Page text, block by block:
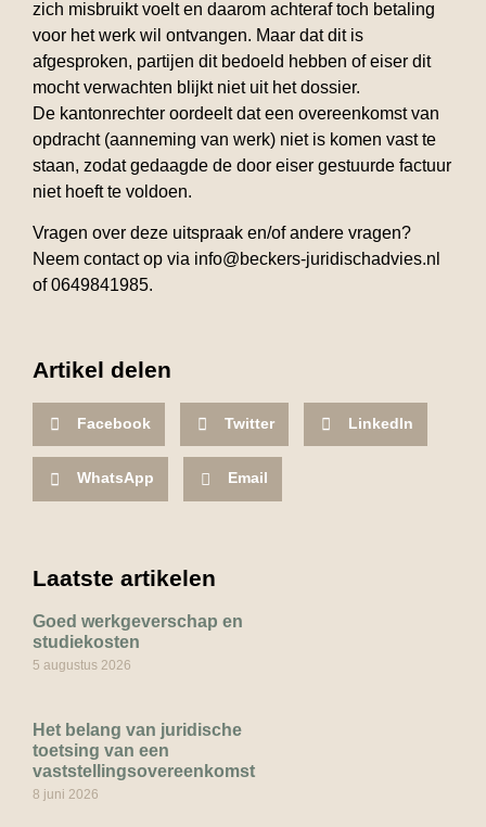
zich misbruikt voelt en daarom achteraf toch betaling
voor het werk wil ontvangen. Maar dat dit is
afgesproken, partijen dit bedoeld hebben of eiser dit
mocht verwachten blijkt niet uit het dossier.
De kantonrechter oordeelt dat een overeenkomst van
opdracht (aanneming van werk) niet is komen vast te
staan, zodat gedaagde de door eiser gestuurde factuur
niet hoeft te voldoen.
Vragen over deze uitspraak en/of andere vragen?
Neem contact op via info@beckers-juridischadvies.nl
of 0649841985.
Artikel delen
Facebook Twitter LinkedIn
WhatsApp Email
Laatste artikelen
Goed werkgeverschap en
studiekosten
5 augustus 2026
Het belang van juridische
toetsing van een
vaststellingsovereenkomst
8 juni 2026